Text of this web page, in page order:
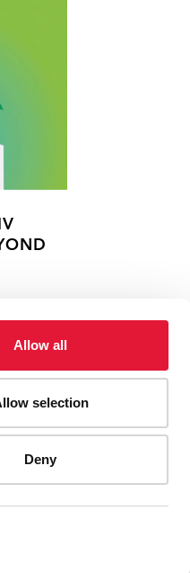
Allow all
selection
Deny